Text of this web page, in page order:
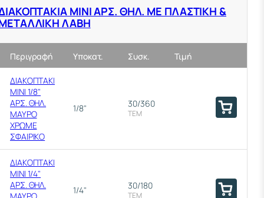
ΜΙΝΙ ΑΡΣ. ΘΗΛ. ΜΕ ΠΛΑΣΤΙΚΗ &
ΛΑΒΗ
Περιγραφή Υποκατ. Συσκ. Τιμή
ΔΙΑΚΟΠΤΑΚΙ
ΜΙΝΙ 1/8"
ΑΡΣ. ΘΗΛ.
ΜΑΥΡΟ
ΧΡΩΜΕ
ΣΦΑΙΡΙΚΟ
1/8" 30/360
ΤΕΜ
ΔΙΑΚΟΠΤΑΚΙ
ΜΙΝΙ 1/4"
ΑΡΣ. ΘΗΛ.
1/4" 30/180
ΤΕΜ